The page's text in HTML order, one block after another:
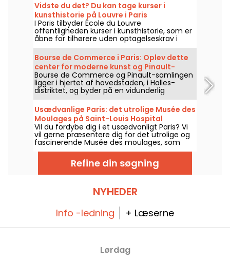
Vidste du det? Du kan tage kurser i
kunsthistorie på Louvre i Paris
I Paris tilbyder École du Louvre
offentligheden kurser i kunsthistorie, som er
åbne for tilhørere uden optagelseskrav i
hjertet af Louvre-paladset hvert år fra
september til juni. Gratis foredrag tilbydes
også lejlighedsvis af museet. Det gør dig til
en sand ekspert i kunsthistorie!
Bourse de Commerce i Paris: Oplev dette
center for moderne kunst og Pinault-
samlingen
Bourse de Commerce og Pinault-samlingen
ligger i hjertet af hovedstaden, i Halles-
distriktet, og byder på en vidunderlig
spadseretur gennem moderne kunstværker.
Her er alt, hvad du skal vide, før du besøger
dette kunstcenter.
Usædvanlige Paris: det utrolige Musée des
Moulages på Saint-Louis Hospital
Vil du fordybe dig i et usædvanligt Paris? Vi
vil gerne præsentere dig for det utrolige og
fascinerende Musée des moulages, som
ligger i hjertet af Hôpital Saint-Louis. Hvad er
der på dette unikke sted? En samling af over
4.900 medicinske voksafstøbninger, der
sporer de dermatologiske sygdommes
historiske monumenter i 1992.
Refine din søgning
NYHEDER
Info -ledning + Læserne
Lørdag